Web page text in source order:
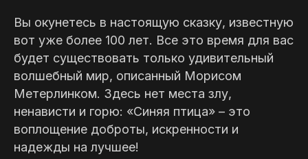
Вы окунетесь в настоящую сказку, известную
вот уже более 100 лет. Все это время для вас
будет существовать только удивительный
волшебный мир, описанный Морисом
Метерлинком. Здесь нет места злу,
ненависти и горю: «Синяя птица» – это
воплощение доброты, искренности и
надежды на лучшее!